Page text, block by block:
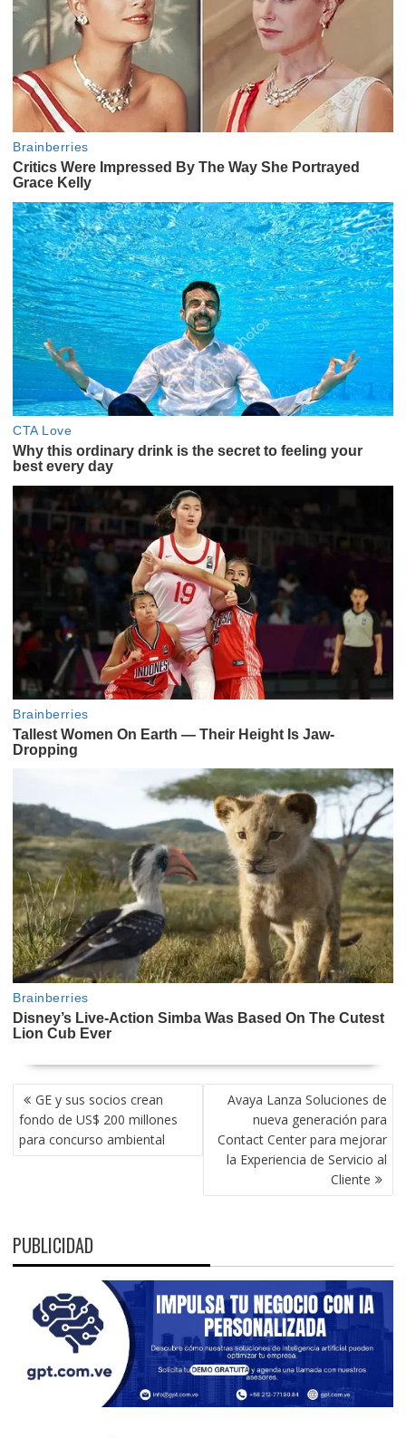
NAVEGACIÓN
DE
ENTRADAS
GE y sus socios crean
fondo de US$ 200 millones
para concurso ambiental
Avaya Lanza Soluciones de
nueva generación para
Contact Center para mejorar
la Experiencia de Servicio al
Cliente
PUBLICIDAD